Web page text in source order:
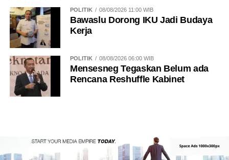
POLITIK 08/08/2026 11:00 WIB
Bawaslu Dorong IKU Jadi Budaya
Kerja
POLITIK 08/08/2026 06:00 WIB
Mensesneg Tegaskan Belum ada
Rencana Reshuffle Kabinet